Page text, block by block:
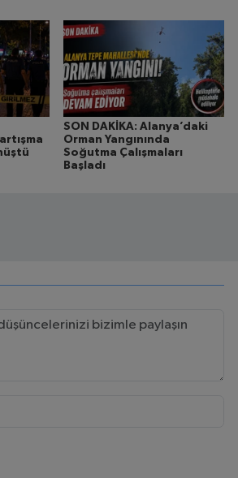
SON DAKİKA: Alanya’daki
Orman Yangınında
Soğutma Çalışmaları
Başladı